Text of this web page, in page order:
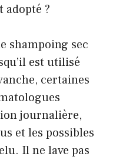
adopté ?
shampoing sec
est utilisé
certaines
journalière,
et les possibles
Il ne lave pas